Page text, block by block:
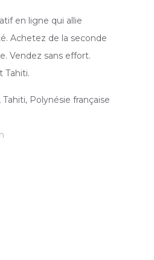
en ligne qui allie
Achetez de la seconde
Vendez sans effort.
Tahiti.
Polynésie française